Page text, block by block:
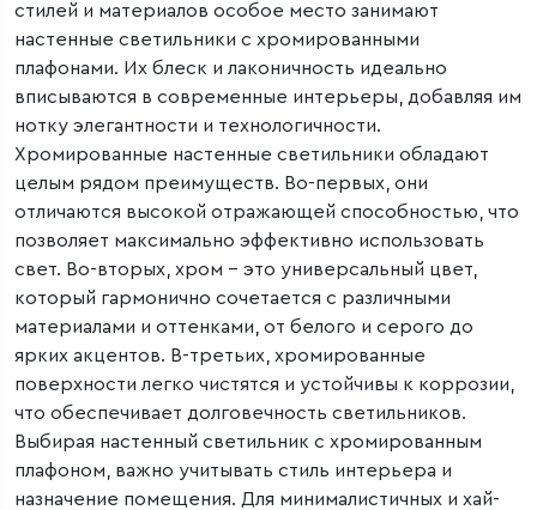
стилей и материалов особое место занимают
настенные светильники с хромированными
плафонами. Их блеск и лаконичность идеально
вписываются в современные интерьеры, добавляя им
нотку элегантности и технологичности.
Хромированные настенные светильники обладают
целым рядом преимуществ. Во-первых, они
отличаются высокой отражающей способностью, что
позволяет максимально эффективно использовать
свет. Во-вторых, хром – это универсальный цвет,
который гармонично сочетается с различными
материалами и оттенками, от белого и серого до
ярких акцентов. В-третьих, хромированные
поверхности легко чистятся и устойчивы к коррозии,
что обеспечивает долговечность светильников.
Выбирая настенный светильник с хромированным
плафоном, важно учитывать стиль интерьера и
назначение помещения. Для минималистичных и хай-